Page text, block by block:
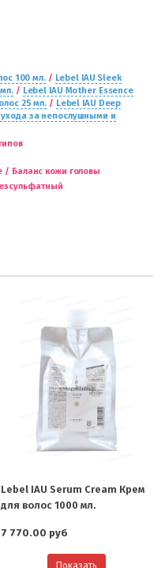
100 мл./ Lebel IAU Sleek
/ Lebel IAU Mother Essence
25 мл. / Lebel IAU Deep
за непослушными и
/ Баланс кожи головы
Lebel IAU Serum Cream Крем
для волос 1000 мл.
7 770.00 руб
Показать